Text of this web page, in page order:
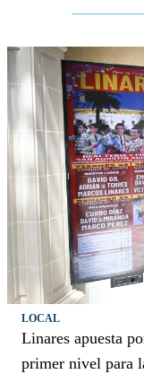
LOCAL
Linares apuesta
primer nivel para